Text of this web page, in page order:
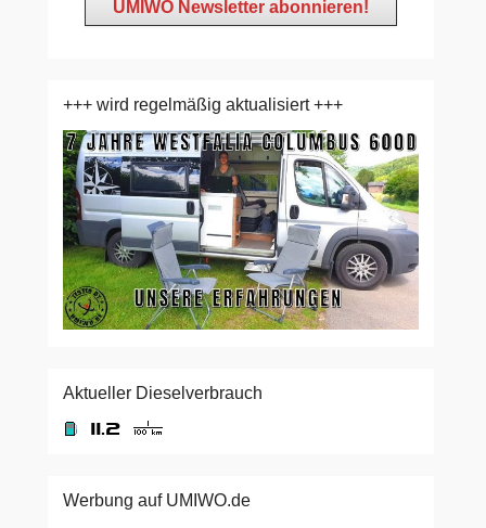
+++ wird regelmäßig aktualisiert +++
Aktueller Dieselverbrauch
Werbung auf UMIWO.de